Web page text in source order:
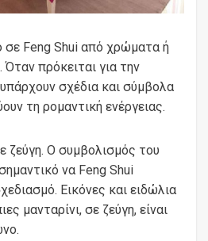
σε Feng Shui από χρώματα ή
πρόκειται για την
σχέδια και σύμβολα
τη ρομαντική ενέργειας.
ζεύγη. Ο συμβολισμός του
να Feng Shui
Εικόνες και ειδώλια
μανταρίνι, σε ζεύγη, είναι